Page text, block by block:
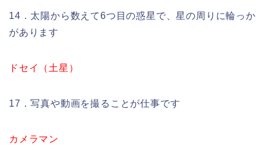
14．太陽から数えて6つ目の惑星で、星の周りに輪っか
があります
ドセイ（土星）
17．写真や動画を撮ることが仕事です
カメラマン